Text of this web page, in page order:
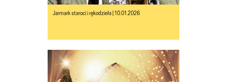
Jarmark staroci i rękodzieła | 10.01.2026